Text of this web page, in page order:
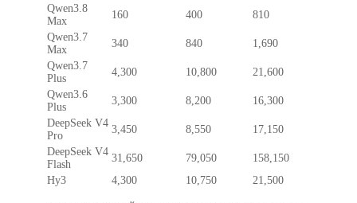
Qwen3.8
Max
160 400
810
Qwen3.7
Max
340 840
1,690
Qwen3.7
Plus
4,300 10,800
21,600
Qwen3.6
Plus
3,300 8,200
16,300
DeepSeek V4
Pro
3,450 8,550
17,150
DeepSeek V4
Flash
31,650 79,050
158,150
Hy3
4,300 10,750 21,500